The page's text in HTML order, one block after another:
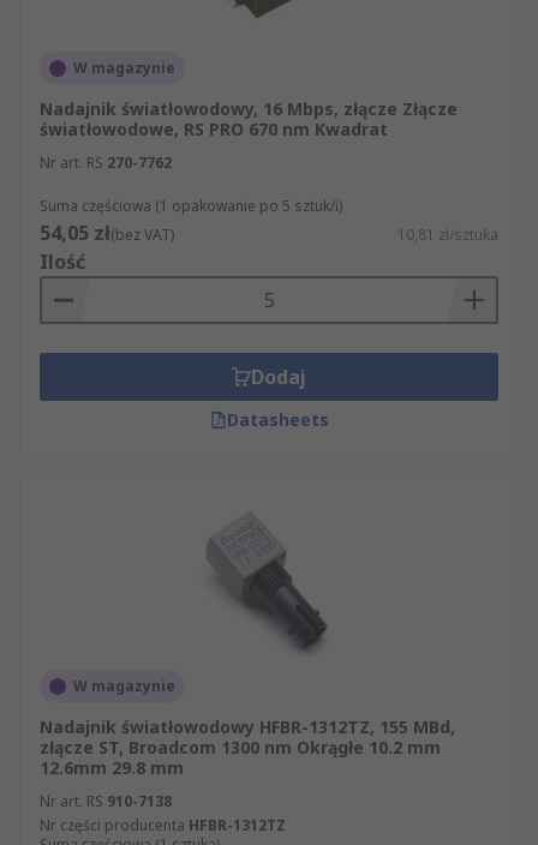
W magazynie
Nadajnik światłowodowy, 16 Mbps, złącze Złącze
światłowodowe, RS PRO 670 nm Kwadrat
Nr art. RS 270-7762
Suma częściowa (1 opakowanie po 5 sztuk/i)
54,05 zł(bez VAT) 10,81 zł/sztuka
Ilość
Dodaj
Datasheets
W magazynie
Nadajnik światłowodowy HFBR-1312TZ, 155 MBd,
złącze ST, Broadcom 1300 nm Okrągłe 10.2 mm
12.6mm 29.8 mm
Nr art. RS 910-7138
Nr części producenta HFBR-1312TZ